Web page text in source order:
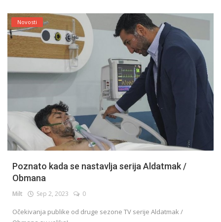
Novosti
Poznato kada se nastavlja serija Aldatmak /
Obmana
Milt Sep 2, 2023 0
Očekivanja publike od druge sezone TV serije Aldatmak /